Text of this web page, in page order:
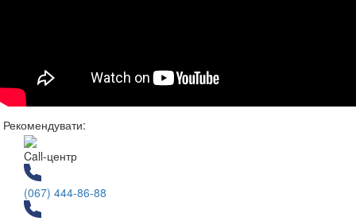
Рекомендувати:
Call-центр
(067) 444-86-88